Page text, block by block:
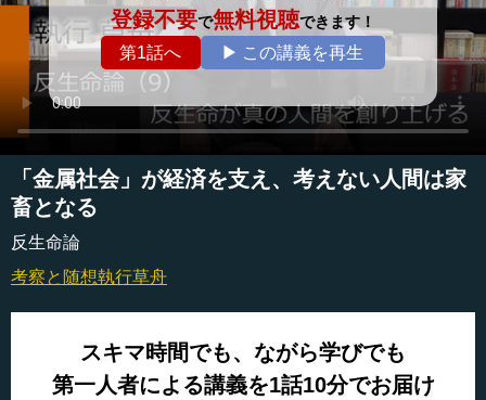
登録不要で無料視聴できます！
第1話へ ▶ この講義を再生
「金属社会」が経済を支え、考えない人間は家
畜となる
反生命論
考察と随想執行草舟
スキマ時間でも、ながら学びでも
第一人者による講義を1話10分でお届け